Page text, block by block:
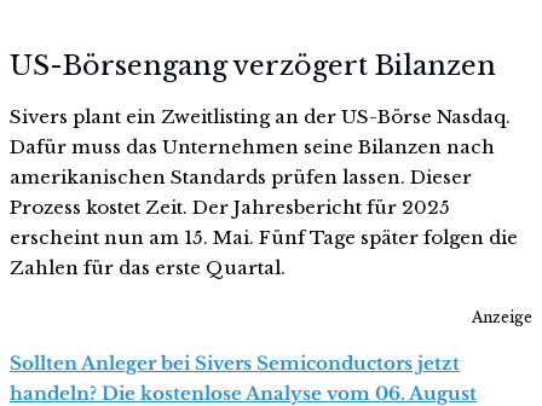
US-Börsengang verzögert Bilanzen
Sivers plant ein Zweitlisting an der US-Börse Nasdaq.
Dafür muss das Unternehmen seine Bilanzen nach
amerikanischen Standards prüfen lassen. Dieser
Prozess kostet Zeit. Der Jahresbericht für 2025
erscheint nun am 15. Mai. Fünf Tage später folgen die
Zahlen für das erste Quartal.
Anzeige
Sollten Anleger bei Sivers Semiconductors jetzt
handeln? Die kostenlose Analyse vom 06. August